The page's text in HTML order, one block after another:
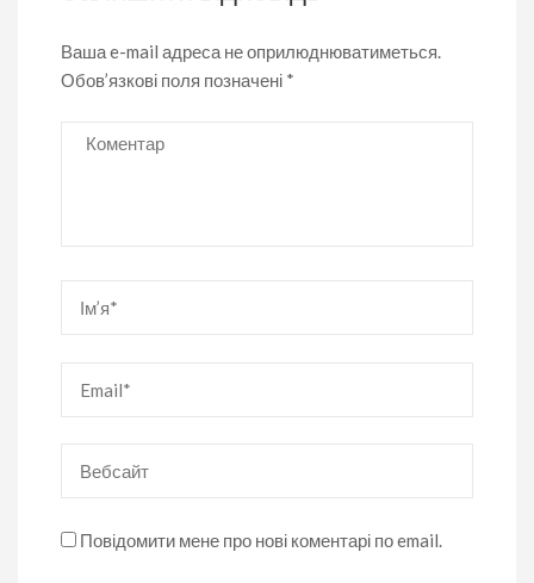
Ваша e-mail адреса не оприлюднюватиметься.
Обов’язкові поля позначені *
Коментар
Повідомити мене про нові коментарі по email.